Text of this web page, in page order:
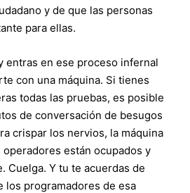
y de que las personas
para ellas.
entras en ese proceso infernal
con una máquina. Si tienes
todas las pruebas, es posible
de conversación de besugos
crispar los nervios, la máquina
están ocupados y
Cuelga. Y tu te acuerdas de
los programadores de esa